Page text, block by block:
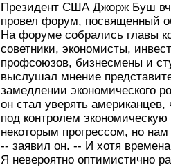
Президент США Джорж Буш
провел форум, посвященный
На форуме собрались главы
советники, экономисты,
профсоюзов, бизнесмены и
выслушал мнение
замедлении экономического
он стал уверять
под контролем
некоторым прогрессом, но
-- заявил он. -- И хотя
Я невероятно оптимистично